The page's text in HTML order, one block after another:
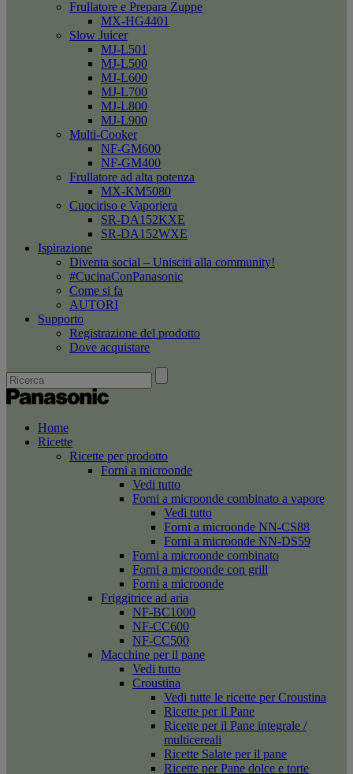
Frullatore e Prepara Zuppe
MX-HG4401
Slow Juicer
MJ-L501
MJ-L500
MJ-L600
MJ-L700
MJ-L800
MJ-L900
Multi-Cooker
NF-GM600
NF-GM400
Frullatore ad alta potenza
MX-KM5080
Cuociriso e Vaporiera
SR-DA152KXE
SR-DA152WXE
Ispirazione
Diventa social – Unisciti alla community!
#CucinaConPanasonic
Come si fa
AUTORI
Supporto
Registrazione del prodotto
Dove acquistare
Home
Ricette
Ricette per prodotto
Forni a microonde
Vedi tutto
Forni a microonde combinato a vapore
Vedi tutto
Forni a microonde NN-CS88
Forni a microonde NN-DS59
Forni a microonde combinato
Forni a microonde con grill
Forni a microonde
Friggitrice ad aria
NF-BC1000
NF-CC600
NF-CC500
Macchine per il pane
Vedi tutto
Croustina
Vedi tutte le ricette per Croustina
Ricette per il Pane
Ricette per il Pane integrale /
multicereali
Ricette Salate per il pane
Ricette per Pane dolce e torte